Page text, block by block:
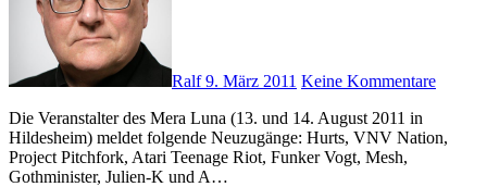
Ralf9. März 2011 Keine Kommentare
Die Veranstalter des Mera Luna (13. und 14. August 2011 in
Hildesheim) meldet folgende Neuzugänge: Hurts, VNV Nation,
Project Pitchfork, Atari Teenage Riot, Funker Vogt, Mesh,
Gothminister, Julien-K und A…